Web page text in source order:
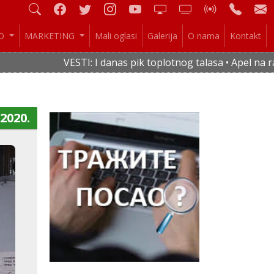
MARKETING Mali oglasi Galerija O nama Kontakt
VESTI: I danas pik toplotnog talasa • Apel na